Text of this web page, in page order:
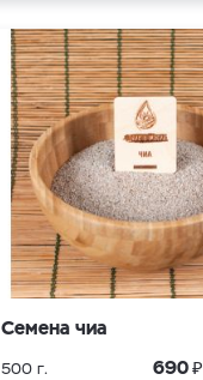
Семена чиа
500 г. 690₽